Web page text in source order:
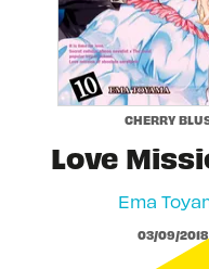
CHERRY
Love
Ema
03/09/2018